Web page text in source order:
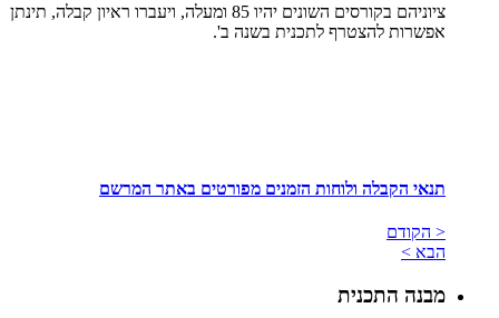
ציוניהם בקורסים השונים יהיו 85 ומעלה, ויעברו ראיון קבלה, תינתן
אפשרות להצטרף לתכנית בשנה ב'.
תנאי הקבלה ולוחות הזמנים מפורטים באתר המרשם
< הקודם
הבא >
מבנה התכנית